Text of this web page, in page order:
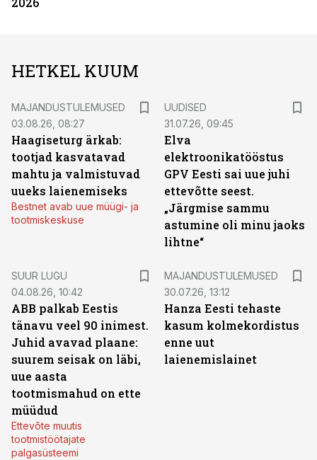
HETKEL KUUM
MAJANDUSTULEMUSED
03.08.26, 08:27
Haagiseturg ärkab:
tootjad kasvatavad
mahtu ja valmistuvad
uueks laienemiseks
Bestnet avab uue müügi- ja
tootmiskeskuse
UUDISED
31.07.26, 09:45
Elva
elektroonikatööstus
GPV Eesti sai uue juhi
ettevõtte seest.
„Järgmise sammu
astumine oli minu jaoks
lihtne“
SUUR LUGU
04.08.26, 10:42
ABB palkab Eestis
tänavu veel 90 inimest.
Juhid avavad plaane:
suurem seisak on läbi,
uue aasta
tootmismahud on ette
müüdud
Ettevõte muutis
tootmistöötajate
palgasüsteemi
MAJANDUSTULEMUSED
30.07.26, 13:12
Hanza Eesti tehaste
kasum kolmekordistus
enne uut
laienemislainet